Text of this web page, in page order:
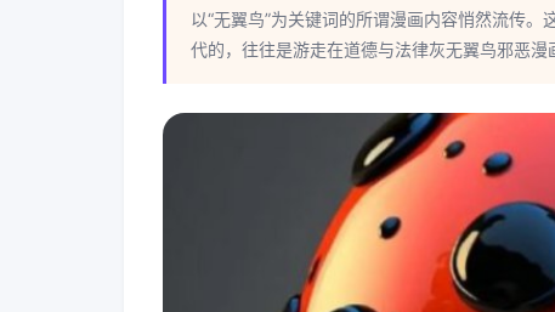
以“无翼鸟”为关键词的所谓漫画内容悄然流传
代的，往往是游走在道德与法律灰无翼鸟邪恶漫